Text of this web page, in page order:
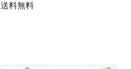
送料無料